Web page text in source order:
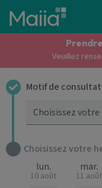
Aller au contenu
Veuillez
Motif de
Choisissez
Choisissez votre
lun.
10 août
mar.
11 août